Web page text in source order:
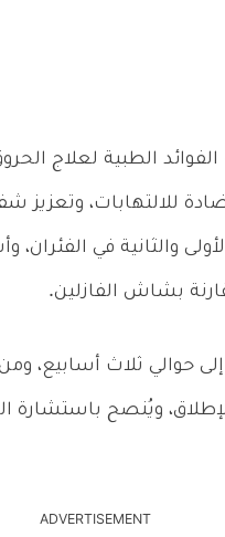
الفوائد الطبية لعلاج
وتعزيز
والثانية في
ثلاث أسابيع،
ويُنصح باستشارة
ADVERTISEMENT